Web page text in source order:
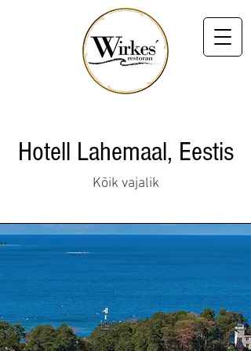
Hotell Lahemaal, Eestis
Kõik vajalik